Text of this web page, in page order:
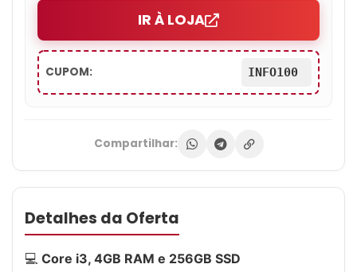
IR À LOJA
CUPOM: INFO100
Compartilhar:
Detalhes da Oferta
💻 Core i3, 4GB RAM e 256GB SSD